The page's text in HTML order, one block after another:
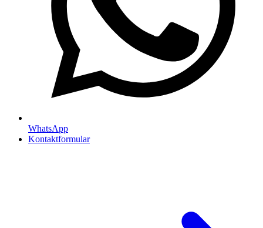
WhatsApp
Kontaktformular